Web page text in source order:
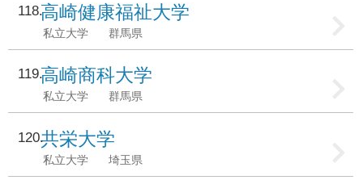
118高崎健康福祉大学
私立大学 群馬県
119高崎商科大学
私立大学 群馬県
120共栄大学
私立大学 埼玉県